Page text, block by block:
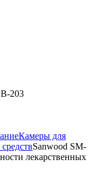
203
Камеры для
Sanwood SM-
лекарственных